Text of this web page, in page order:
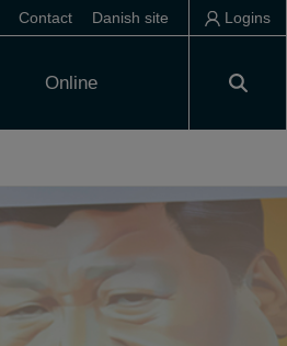
Contact Danish site Logins
Online